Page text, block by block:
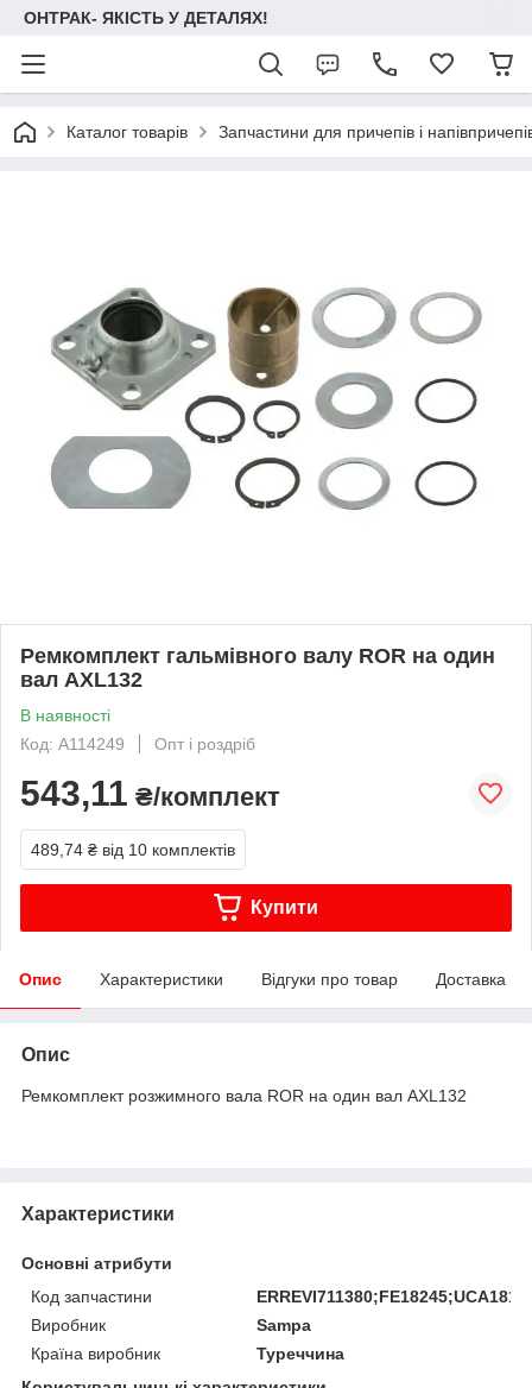
ОНТРАК- ЯКІСТЬ У ДЕТАЛЯХ!
Каталог товарів Запчастини для причепів і
Ремкомплект гальмівного валу ROR на один
вал AXL132
В наявності
Код: A114249
Опт і роздріб
543,11 ₴/комплект
489,74 ₴ від 10 комплектів
Купити
Опис Характеристики Відгуки про товар Доставка
Опис
Ремкомплект розжимного вала ROR на один вал AXL132
Характеристики
Основні атрибути
Код запчастини
Виробник
Sampa
Країна виробник
Туреччина